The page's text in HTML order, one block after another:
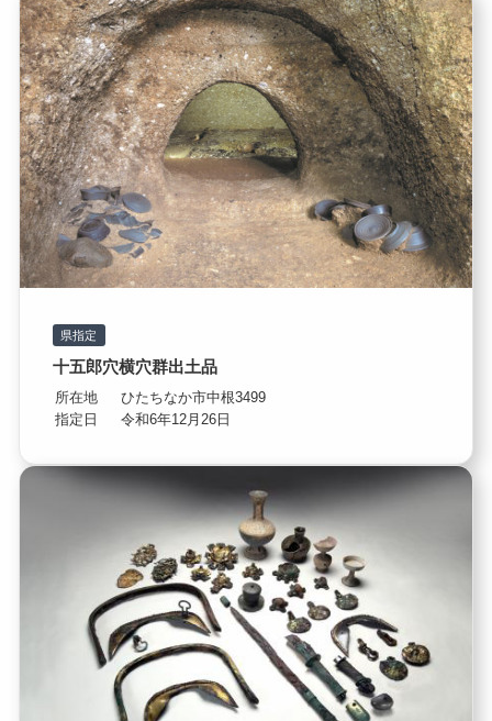
県指定
十五郎穴横穴群出土品
所在地
ひたちなか市中根3499
指定日
令和6年12月26日